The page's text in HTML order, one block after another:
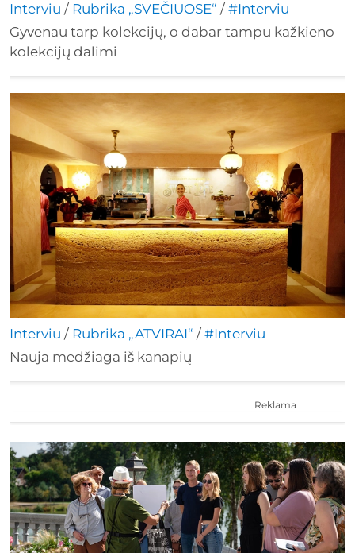
Interviu / Rubrika „SVEČIUOSE“ / #Interviu
Gyvenau tarp kolekcijų, o dabar tampu kažkieno
kolekcijų dalimi
Interviu / Rubrika „ATVIRAI“ / #Interviu
Nauja medžiaga iš kanapių
Reklama